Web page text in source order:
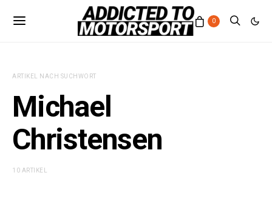
0
ARTIKEL NACH SUCHWORT
Michael
Christensen
10 ARTIKEL